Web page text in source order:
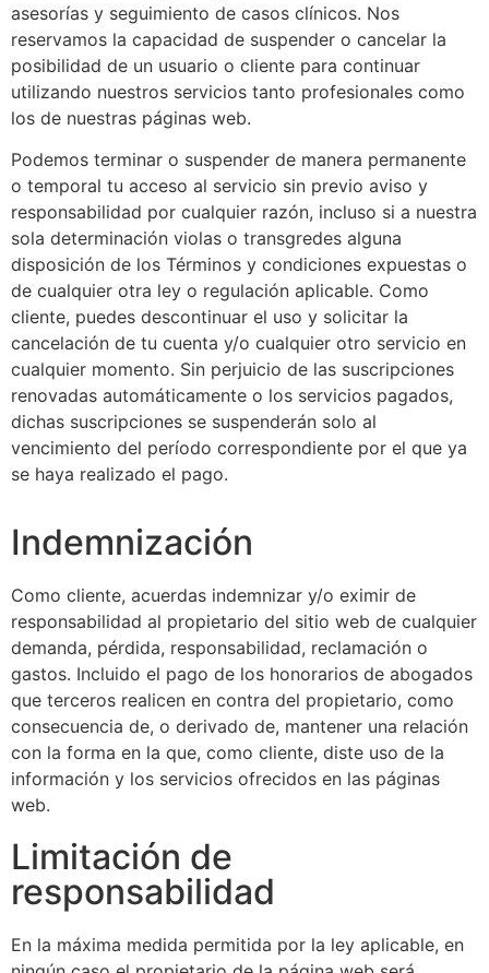
asesorías y seguimiento de casos clínicos. Nos
reservamos la capacidad de suspender o cancelar la
posibilidad de un usuario o cliente para continuar
utilizando nuestros servicios tanto profesionales como
los de nuestras páginas web.
Podemos terminar o suspender de manera permanente
o temporal tu acceso al servicio sin previo aviso y
responsabilidad por cualquier razón, incluso si a nuestra
sola determinación violas o transgredes alguna
disposición de los Términos y condiciones expuestas o
de cualquier otra ley o regulación aplicable. Como
cliente, puedes descontinuar el uso y solicitar la
cancelación de tu cuenta y/o cualquier otro servicio en
cualquier momento. Sin perjuicio de las suscripciones
renovadas automáticamente o los servicios pagados,
dichas suscripciones se suspenderán solo al
vencimiento del período correspondiente por el que ya
se haya realizado el pago.
Indemnización
Como cliente, acuerdas indemnizar y/o eximir de
responsabilidad al propietario del sitio web de cualquier
demanda, pérdida, responsabilidad, reclamación o
gastos. Incluido el pago de los honorarios de abogados
que terceros realicen en contra del propietario, como
consecuencia de, o derivado de, mantener una relación
con la forma en la que, como cliente, diste uso de la
información y los servicios ofrecidos en las páginas
web.
Limitación de
responsabilidad
En la máxima medida permitida por la ley aplicable, en